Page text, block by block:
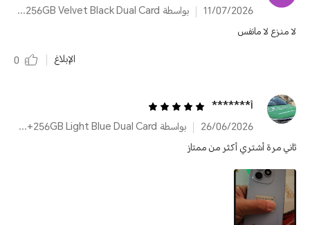
11/07/2026
بواسطة HONOR X8d 8GB+256GB Velvet Black Dual Card
لا منزع لا مانفس
الإبلاغ
0
أ*******
26/06/2026
بواسطة HONOR X8d 8GB+256GB Light Blue Dual Card
ثاني مرة أشتري أكثر من ممتاز